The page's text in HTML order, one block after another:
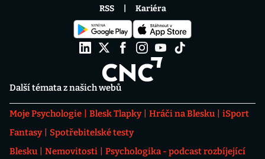
Další témata z našich webů
Moje Psychologie Blesk Tlapky Hráči na Blesku
iSport
Fantasy
Spotřebitelské testy
Blesku
Nemovitosti
Psychologika - podcast rozbíjející
RSS Kariéra